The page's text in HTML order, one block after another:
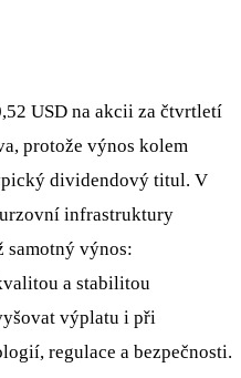
USD na akcii za čtvrtletí
protože výnos kolem
dividendový titul. V
infrastruktury
samotný výnos:
a stabilitou
výplatu i při
regulace a bezpečnosti.